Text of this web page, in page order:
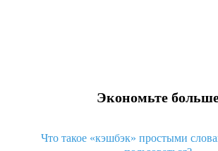
Экономьте
Что такое «кэшбэк» простыми